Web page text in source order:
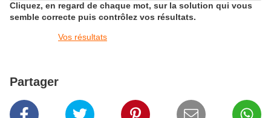
Cliquez, en regard de chaque mot, sur la solution qui vous
semble correcte puis contrôlez vos résultats.
Vos résultats
Partager